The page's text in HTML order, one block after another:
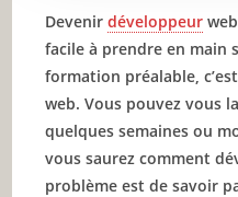
Articles
Partager l'amour
Devenirdéveloppeur
facile à prendre en main
formation préalable,
web. Vous pouvez vous
quelques semaines ou
vous saurez comment
problème est de savoir